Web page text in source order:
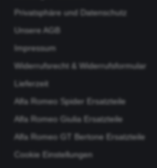
Privatsphäre und Datenschutz
Unsere AGB
Impressum
Widerrufsrecht & Widerrufsformular
Lieferzeit
Alfa Romeo Spider Ersatzteile
Alfa Romeo Giulia Ersatzteile
Alfa Romeo GT Bertone Ersatzteile
Cookie Einstellungen